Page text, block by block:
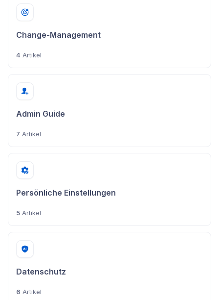
Change-Management
4 Artikel
Admin Guide
7 Artikel
Persönliche Einstellungen
5 Artikel
Datenschutz
6 Artikel